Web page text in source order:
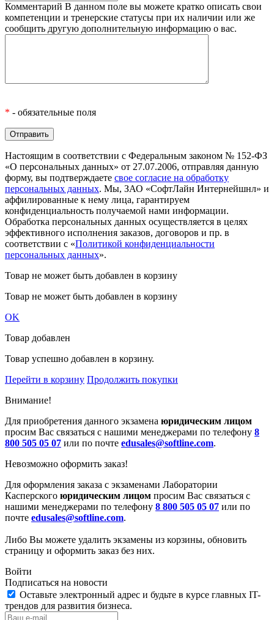
Комментарий В данном поле вы можете кратко описать свои
компетенции и тренерские статусы при их наличии или же
сообщить другую дополнительную информацию о вас.
* - обязательные поля
Настоящим в соответствии с Федеральным законом № 152-ФЗ
«О персональных данных» от 27.07.2006, отправляя данную
форму, вы подтверждаете свое согласие на обработку
персональных данных. Мы, ЗАО «СофтЛайн Интернейшнл» и
аффилированные к нему лица, гарантируем
конфиденциальность получаемой нами информации.
Обработка персональных данных осуществляется в целях
эффективного исполнения заказов, договоров и пр. в
соответствии с «Политикой конфиденциальности
персональных данных».
Товар не может быть добавлен в корзину
Товар не может быть добавлен в корзину
OK
Товар добавлен
Товар успешно добавлен в корзину.
Перейти в корзину Продолжить покупки
Внимание!
Для приобретения данного экзамена юридическим лицом
просим Вас связаться с нашими менеджерами по телефону 8
800 505 05 07 или по почте edusales@softline.com.
Невозможно оформить заказ!
Для оформления заказа с экзаменами Лаборатории
Касперского юридическим лицом просим Вас связаться с
нашими менеджерами по телефону 8 800 505 05 07 или по
почте edusales@softline.com.
Либо Вы можете удалить экзамены из корзины, обновить
страницу и оформить заказ без них.
Войти
Подписаться на новости
Оставьте электронный адрес и будьте в курсе главных IT-
трендов для развития бизнеса.